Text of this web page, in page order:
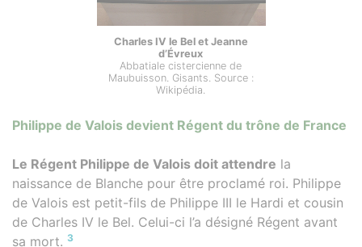
Charles IV le Bel et Jeanne
d’Évreux
Abbatiale cistercienne de
Maubuisson. Gisants. Source :
Wikipédia.
Philippe de Valois devient Régent du trône de France
Le Régent Philippe de Valois doit attendre la
naissance de Blanche pour être proclamé roi. Philippe
de Valois est petit-fils de Philippe III le Hardi et cousin
de Charles IV le Bel. Celui-ci l’a désigné Régent avant
sa mort. 3